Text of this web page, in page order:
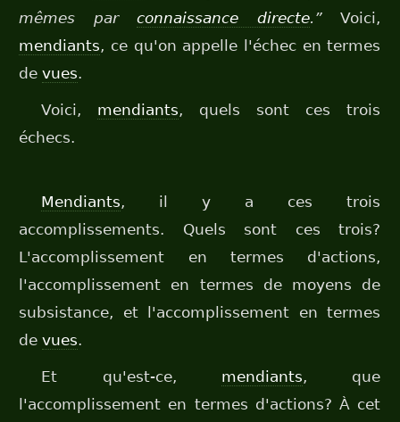
mêmes parconnaissance directe.”Voici,
mendiants, ce qu'on appelle l'échec en termes
devues.
Voici, mendiants, quels sont ces trois
échecs.
Mendiants, il y a ces trois
accomplissements. Quels sont ces trois?
L'accomplissement en termes d'actions,
l'accomplissement en termes de moyens de
subsistance, et l'accomplissement en termes
devues.
Et qu'est-ce, mendiants, que
l'accomplissement en termes d'actions? À cet